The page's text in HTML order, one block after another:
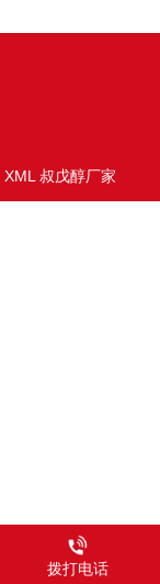
XML 叔戊醇厂家
拨打电话